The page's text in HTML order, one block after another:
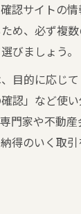
認サイトの
め、必ず複
びましょう。
目的に応じ
認」など使
門家や不動
得のいく取